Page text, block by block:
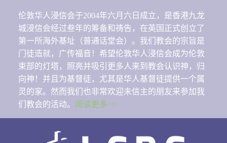
伦敦华人浸信会于2004年六月六日成立，是香港九龙
城浸信会经过叁年的筹备和祷告，在英国正式创立了
第一所海外基址（普通话堂会）。我们教会的宗旨是
门徒造就，广传福音！希望伦敦华人浸信会成为伦敦
束部的灯塔，照亮并吸引更多人来到教会认识神，归
向神！并且为基督徒，尤其是华人基督徒提供一个属
灵的家。然而我们也非常欢迎未信主的朋友来参加我
们教会的活动。 阅读更多>>